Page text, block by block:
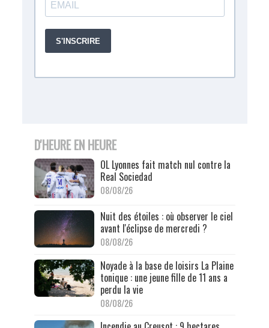
D'HEURE EN HEURE
OL Lyonnes fait match nul contre la
Real Sociedad
08/08/26
Nuit des étoiles : où observer le ciel
avant l'éclipse de mercredi ?
08/08/26
Noyade à la base de loisirs La Plaine
tonique : une jeune fille de 11 ans a
perdu la vie
08/08/26